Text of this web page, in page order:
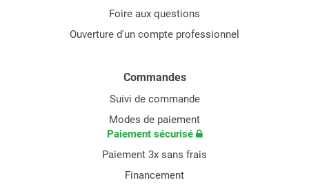
Foire aux questions
Ouverture d'un compte professionnel
Commandes
Suivi de commande
Modes de paiement
Paiement sécurisé
Paiement 3x sans frais
Financement